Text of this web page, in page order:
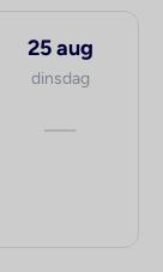
25 aug
dinsdag
—